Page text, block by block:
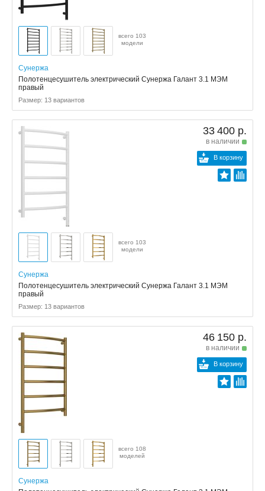
всего 103
модели
Сунержа
Полотенцесушитель электрический Сунержа Галант 3.1 МЭМ
правый
Размер: 13 вариантов
33 400 р.
в наличии
В корзину
всего 103
модели
Сунержа
Полотенцесушитель электрический Сунержа Галант 3.1 МЭМ
правый
Размер: 13 вариантов
46 150 р.
в наличии
В корзину
всего 108
моделей
Сунержа